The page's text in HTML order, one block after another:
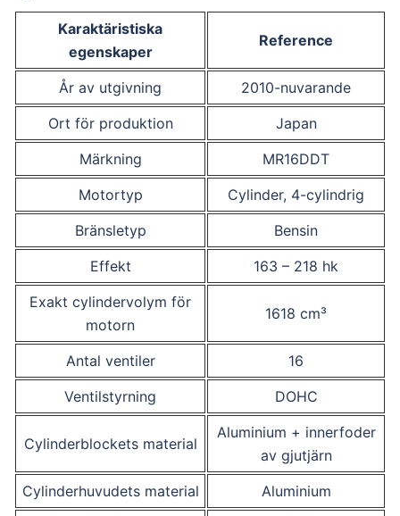
Karaktäristiska
egenskaper
Reference
År av utgivning
2010-nuvarande
Ort för produktion
Japan
Märkning
MR16DDT
Motortyp
Cylinder, 4-cylindrig
Bränsletyp
Bensin
Effekt
163 – 218 hk
Exakt cylindervolym för
motorn
1618 cm³
Antal ventiler
16
Ventilstyrning
DOHC
Cylinderblockets material
Aluminium + innerfoder
av gjutjärn
Cylinderhuvudets material
Aluminium